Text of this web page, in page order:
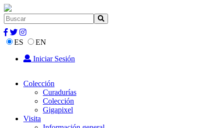
ES
EN
Iniciar Sesión
Colección
Curadurías
Colección
Gigapixel
Visita